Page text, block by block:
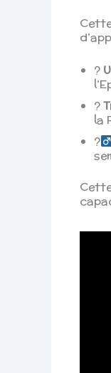
?️
?️
la
?‍